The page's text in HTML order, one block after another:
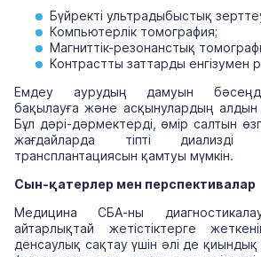
Бүйректі ультрадыбыстық
Компьютерлік томография;
Магниттік-резонанстық
Контрастты заттарды енгізумен
Емдеу аурудың дамуын
бақылауға және асқынулардың алдын
Бұл дәрі-дәрмектерді, өмір салтын
жағдайларда тіпті
трансплантациясын қамтуы мүмкін.
Сын-қатерлер мен перспективалар
Медицина СБА-ны
айтарлықтай жетістіктерге
денсаулық сақтау үшін әлі де